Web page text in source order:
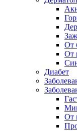
От
От
Диабет
От